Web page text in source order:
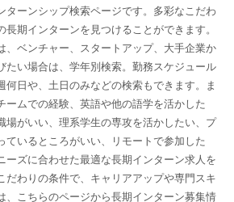
ターンシップ検索ページです。多彩なこだわ
長期インターンを見つけることができます。
、ベンチャー、スタートアップ、大手企業か
たい場合は、学年別検索。勤務スケジュール
何日や、土日のみなどの検索もできます。ま
ームでの経験、英語や他の語学を活かした
場がいい、理系学生の専攻を活かしたい、プ
ているところがいい、リモートで参加した
ーズに合わせた最適な長期インターン求人を
だわりの条件で、キャリアアップや専門スキ
、こちらのページから長期インターン募集情